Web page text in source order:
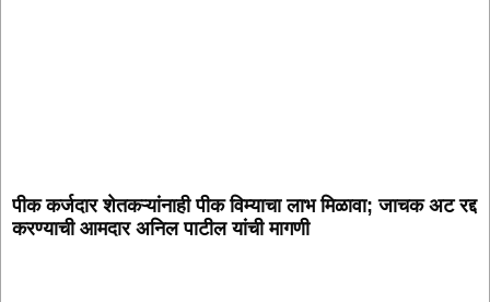
पीक कर्जदार शेतकऱ्यांनाही पीक विम्याचा लाभ मिळावा; जाचक अट रद्द
करण्याची आमदार अनिल पाटील यांची मागणी